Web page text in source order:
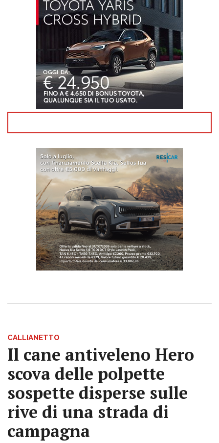
CALLIANETTO
Il cane antiveleno Hero
scova delle polpette
sospette disperse sulle
rive di una strada di
campagna